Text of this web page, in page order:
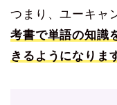
つまり、ユーキャ
考書で単語の知識
きるようになりま